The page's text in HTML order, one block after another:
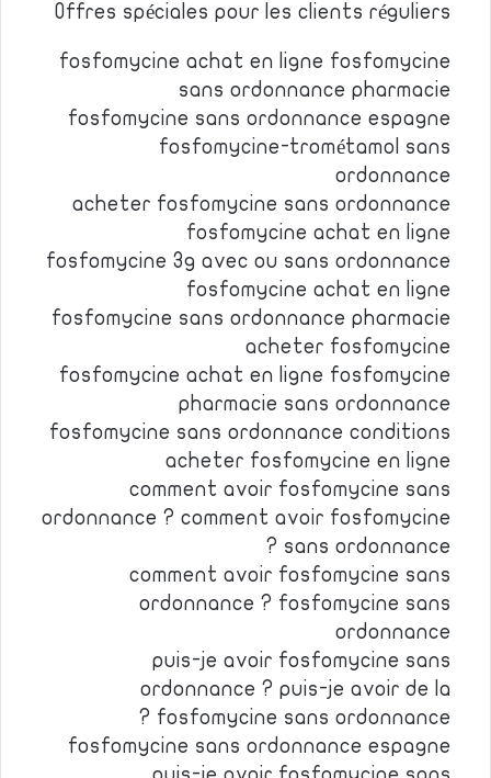
Offres spéciales pour les clients réguliers
fosfomycine achat en ligne fosfomycine
sans ordonnance pharmacie
fosfomycine sans ordonnance espagne
fosfomycine-trométamol sans
ordonnance
acheter fosfomycine sans ordonnance
fosfomycine achat en ligne
fosfomycine 3g avec ou sans ordonnance
fosfomycine achat en ligne
fosfomycine sans ordonnance pharmacie
acheter fosfomycine
fosfomycine achat en ligne fosfomycine
pharmacie sans ordonnance
fosfomycine sans ordonnance conditions
acheter fosfomycine en ligne
comment avoir fosfomycine sans
ordonnance ? comment avoir fosfomycine
sans ordonnance ?
comment avoir fosfomycine sans
ordonnance ? fosfomycine sans
ordonnance
puis-je avoir fosfomycine sans
ordonnance ? puis-je avoir de la
fosfomycine sans ordonnance ?
fosfomycine sans ordonnance espagne